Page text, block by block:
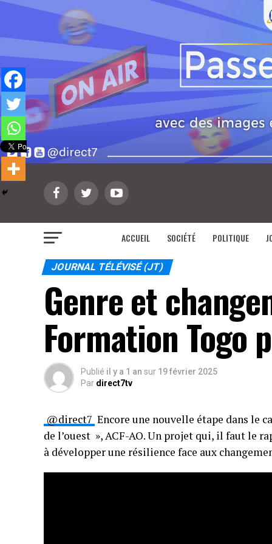
ACCUEIL SOCIÉTÉ POLITIQUE
JOURNAL TÉLÉVISÉ (JT)
Genre et
Formation Togo
Publié il y a 1 an sur 19 février 2025
Par direct7tv
@direct7 Encore une nouvelle étape dans le
de l’ouest », ACF-AO. Un projet qui, il faut le
à développer une résilience face aux